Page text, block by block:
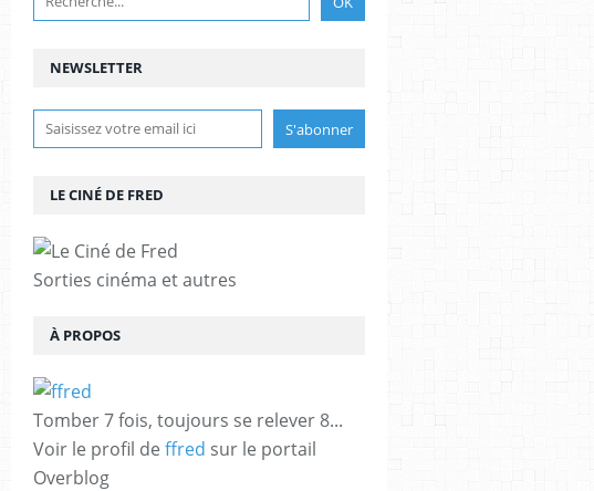
JULIET RYLANCE,JOSH GAD
NEWSLETTER
LE CINÉ DE FRED
Sorties cinéma et autres
À PROPOS
Tomber 7 fois, toujours se relever 8...
Voir le profil de ffred sur le portail
Overblog